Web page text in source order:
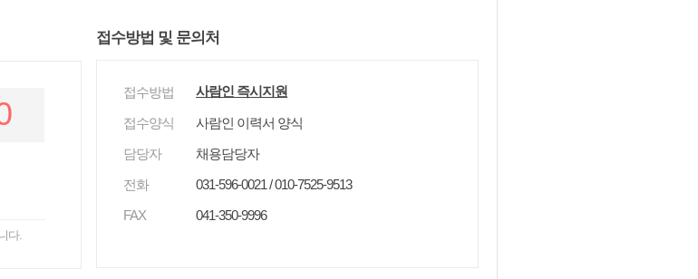
다.
접수방법 및 문의처
접수방법 사람인 즉시지원
접수양식
사람인 이력서 양식
담당자
채용담당자
전화
031-596-0021 / 010-7525-9513
FAX
041-350-9996